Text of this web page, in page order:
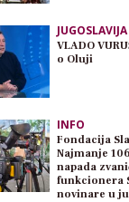
JUGOSLAVIJA
VLADO
o Oluji
INFO
Fondacija
Najmanje
napada
funkcionera
novinare u